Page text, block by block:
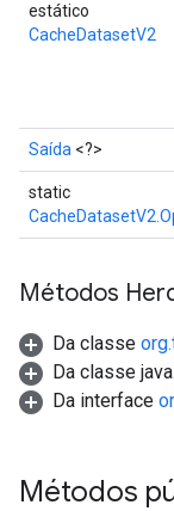
estático
CacheDatasetV2
Saída <?>
static
Métodos
Da classe
Da classe
Da interface
Métodos